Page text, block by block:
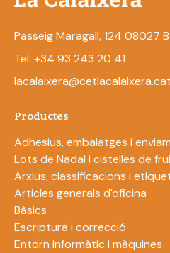
Passeig Maragall, 124 08027
Tel. +34 93 243 20 41
lacalaixera@cetlacalaixera.cat
Productes
Adhesius, embalatges i
Lots de Nadal i cistelles de
Arxius, classificacions i
Articles generals d'oficina
Bàsics
Escriptura i correcció
Entorn informàtic i màquines